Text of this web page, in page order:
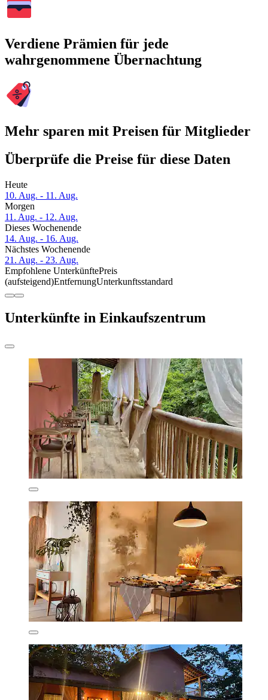
Verdiene Prämien für jede
wahrgenommene Übernachtung
Mehr sparen mit Preisen für Mitglieder
Überprüfe die Preise für diese Daten
Heute
10. Aug. - 11. Aug.
Morgen
11. Aug. - 12. Aug.
Dieses Wochenende
14. Aug. - 16. Aug.
Nächstes Wochenende
21. Aug. - 23. Aug.
Empfohlene UnterkünftePreis
(aufsteigend)EntfernungUnterkunftsstandard
Unterkünfte in Einkaufszentrum